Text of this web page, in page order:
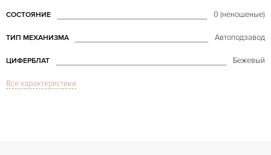
СОСТОЯНИЕ 0 (неношеные)
ТИП МЕХАНИЗМА Автоподзавод
ЦИФЕРБЛАТ Бежевый
СТЕКЛО
Все характеристики